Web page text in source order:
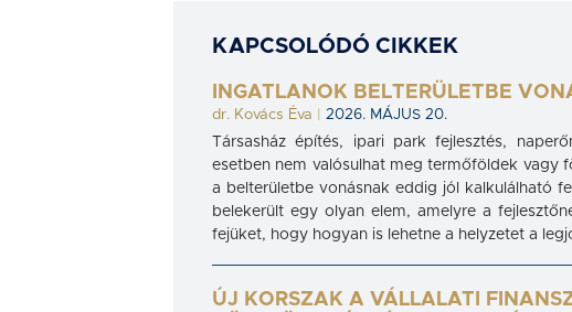
KAPCSOLÓDÓ CIKKEK
INGATLANOK BELTERÜLETBE
dr. Kovács Éva
2026. MÁJUS 20.
Társasház építés, ipari park fejlesztés,
esetben nem valósulhat meg termőföldek vagy
a belterületbe vonásnak eddig jól kalkulálható
belekerült egy olyan elem, amelyre a
fejüket, hogy hogyan is lehetne a helyzetet a
ÚJ KORSZAK A VÁLLALATI